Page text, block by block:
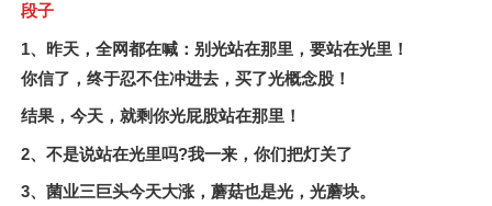
段子
1、昨天，全网都在喊：别光站在那里，要站在光里！
你信了，终于忍不住冲进去，买了光概念股！
结果，今天，就剩你光屁股站在那里！
2、不是说站在光里吗?我一来，你们把灯关了
3、菌业三巨头今天大涨，蘑菇也是光，光蘑块。